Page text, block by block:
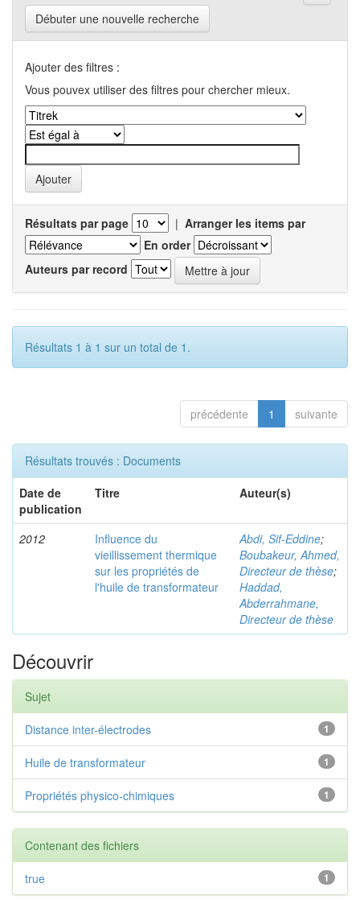
Débuter une nouvelle recherche
Ajouter des filtres :
Vous pouvex utiliser des filtres pour chercher mieux.
Résultats par page | Arranger les items par
En order
Auteurs par record
Résultats 1 à 1 sur un total de 1.
précédente 1 suivante
Résultats trouvés : Documents
Date de
publication
Titre Auteur(s)
2012
Influence du
vieillissement thermique
sur les propriétés de
l'huile de transformateur
Abdi, Sif-Eddine;
Boubakeur, Ahmed,
Directeur de thèse;
Haddad,
Abderrahmane,
Directeur de thèse
Découvrir
Sujet
1
Distance inter-électrodes
1
Huile de transformateur
1
Propriétés physico-chimiques
Contenant des fichiers
1
true